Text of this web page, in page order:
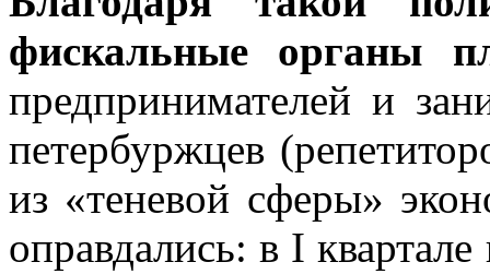
фискальные органы
предпринимателей и
петербуржцев
из «теневой сферы»
оправдались: в I